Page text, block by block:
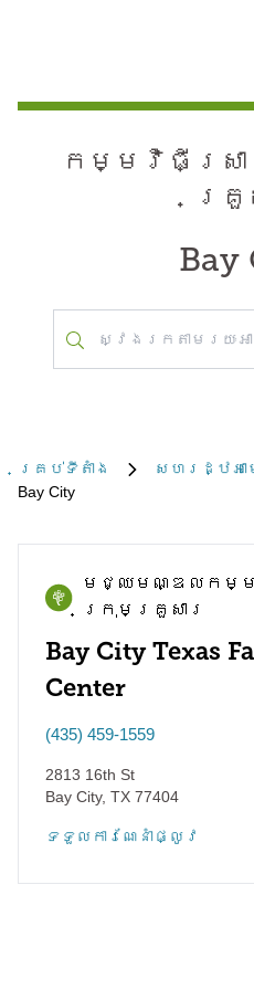
កម្មវិធី​ស្រ
គ្រួ
Bay
គ្រប់​ទីតាំង សហរដ្ឋអា
Bay City
មជ្ឈមណ្ឌល​កម្ម
ក្រុមគ្រួសារ
Bay City Texas
Center
(435) 459-1559
2813 16th St
Bay City, TX 77404
ទទួល​ការណែនាំ​ផ្លូវ